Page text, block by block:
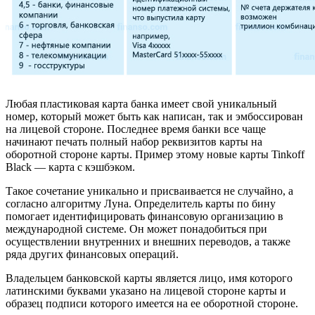
Любая пластиковая карта банка имеет свой уникальный
номер, который может быть как написан, так и эмбоссирован
на лицевой стороне. Последнее время банки все чаще
начинают печать полный набор реквизитов карты на
оборотной стороне карты. Пример этому новые карты Tinkoff
Black — карта с кэшбэком.
Такое сочетание уникально и присваивается не случайно, а
согласно алгоритму Луна. Определитель карты по бину
помогает идентифицировать финансовую организацию в
международной системе. Он может понадобиться при
осуществлении внутренних и внешних переводов, а также
ряда других финансовых операций.
Владельцем банковской карты является лицо, имя которого
латинскими буквами указано на лицевой стороне карты и
образец подписи которого имеется на ее оборотной стороне.